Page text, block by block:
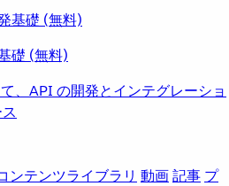
礎 (無料)
、API の開発とインテグレーショ
ンテンツライブラリ 動画記事 プ